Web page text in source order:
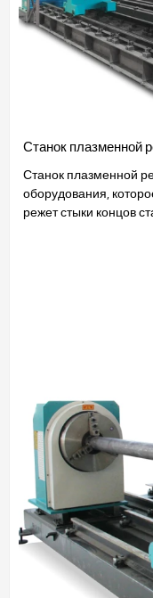
Станок плазменной
Станок плазменной
оборудования,
режет стыки концов